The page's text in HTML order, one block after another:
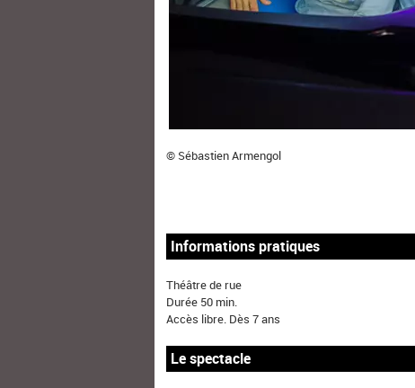
© Sébastien Armengol
Informations pratiques
Théâtre de rue
Durée 50 min.
Accès libre. Dès 7 ans
Le spectacle